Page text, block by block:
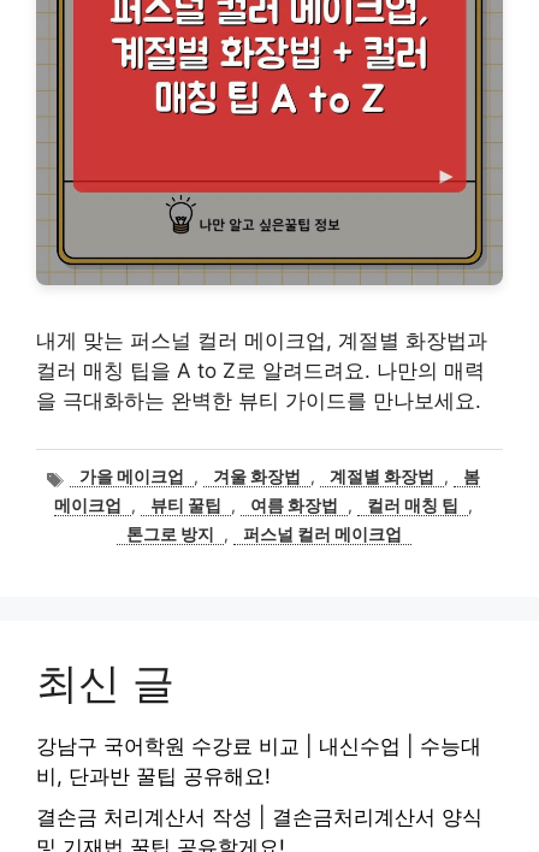
내게 맞는 퍼스널 컬러 메이크업, 계절별 화장법과
컬러 매칭 팁을 A to Z로 알려드려요. 나만의 매력
을 극대화하는 완벽한 뷰티 가이드를 만나보세요.
태
그
가을 메이크업 , 겨울 화장법 , 계절별 화장법 ,
봄
메이크업
, 뷰티 꿀팁 , 여름 화장법 , 컬러 매칭 팁
,
톤그로 방지
, 퍼스널 컬러 메이크업
최신 글
강남구 국어학원 수강료 비교 | 내신수업 | 수능대
비, 단과반 꿀팁 공유해요!
결손금 처리계산서 작성 | 결손금처리계산서 양식
및 기재법 꿀팁 공유할게요!